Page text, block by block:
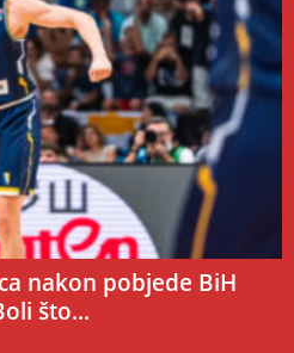
nakon pobjede BiH
što...